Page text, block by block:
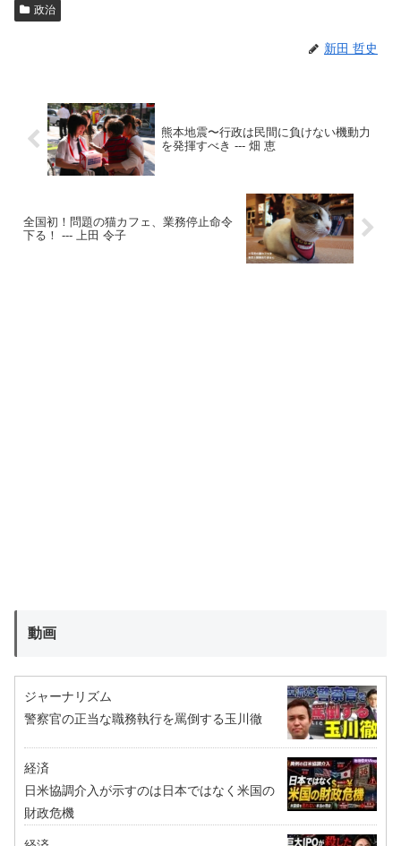
政治
新田 哲史
熊本地震〜行政は民間に負けない機動力
を発揮すべき --- 畑 恵
全国初！問題の猫カフェ、業務停止命令
下る！ --- 上田 令子
動画
ジャーナリズム
警察官の正当な職務執行を罵倒する玉川徹
経済
日米協調介入が示すのは日本ではなく米国の
財政危機